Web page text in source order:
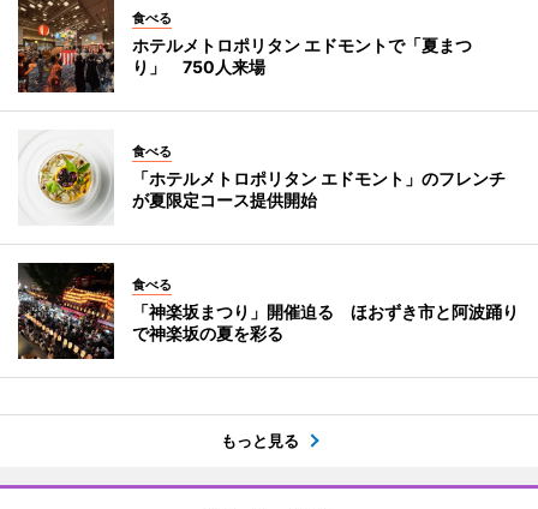
食べる
ホテルメトロポリタン エドモントで「夏まつ
り」 750人来場
食べる
「ホテルメトロポリタン エドモント」のフレンチ
が夏限定コース提供開始
食べる
「神楽坂まつり」開催迫る ほおずき市と阿波踊り
で神楽坂の夏を彩る
もっと見る